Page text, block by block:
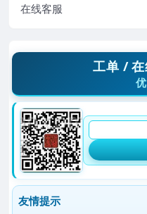
在线客服
工单 /
友情提示